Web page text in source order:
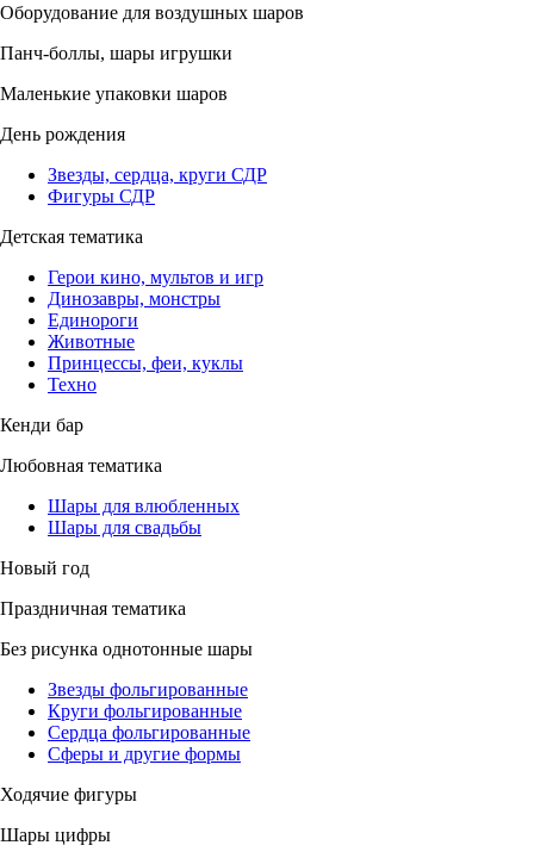
Оборудование для воздушных шаров
Панч-боллы, шары игрушки
Маленькие упаковки шаров
День рождения
Звезды, сердца, круги СДР
Фигуры СДР
Детская тематика
Герои кино, мультов и игр
Динозавры, монстры
Единороги
Животные
Принцессы, феи, куклы
Техно
Кенди бар
Любовная тематика
Шары для влюбленных
Шары для свадьбы
Новый год
Праздничная тематика
Без рисунка однотонные шары
Звезды фольгированные
Круги фольгированные
Сердца фольгированные
Сферы и другие формы
Ходячие фигуры
Шары цифры